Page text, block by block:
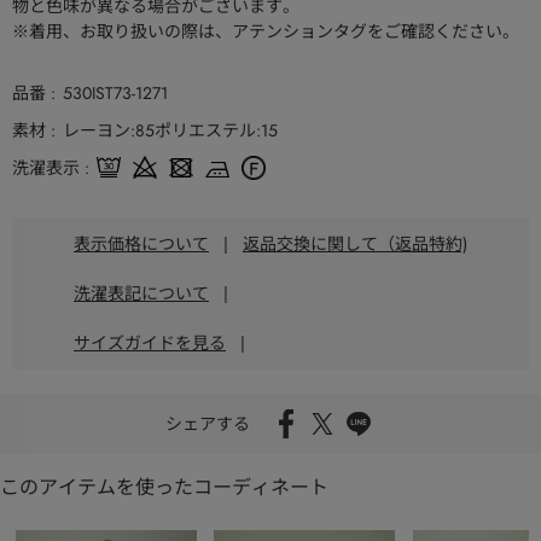
物と色味が異なる場合がございます。
※着用、お取り扱いの際は、アテンションタグをご確認ください。
品番
530IST73-1271
素材
レーヨン:85ポリエステル:15
洗濯表示
表示価格について | 返品交換に関して（返品特約)
洗濯表記について |
サイズガイドを見る |
シェアする
このアイテムを使ったコーディネート